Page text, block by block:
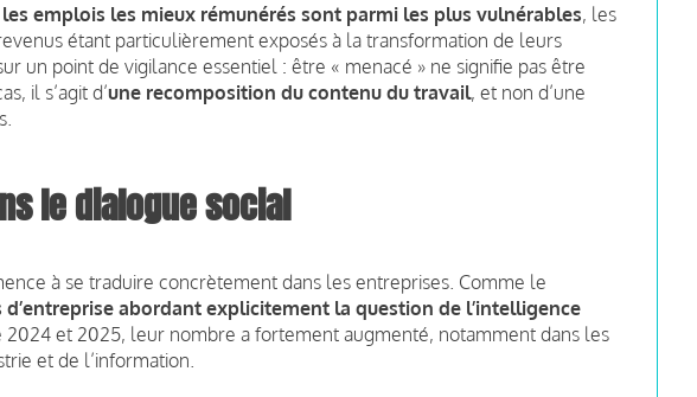
les emplois les mieux rémunérés sont parmi les plus vulnérables, les
étant particulièrement exposés à la transformation de leurs
un point de vigilance essentiel : être « menacé » ne signifie pas être
il s’agit d’une recomposition du contenu du travail, et non d’une
le dialogue social
à se traduire concrètement dans les entreprises. Comme le
d’entreprise abordant explicitement la question de l’intelligence
2024 et 2025, leur nombre a fortement augmenté, notamment dans les
et de l’information.